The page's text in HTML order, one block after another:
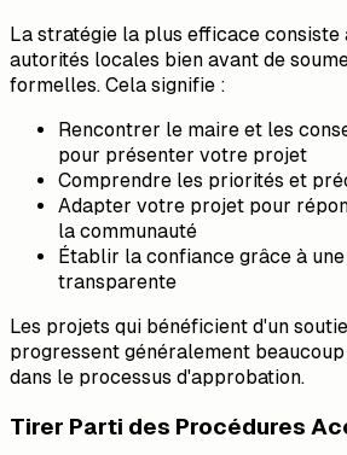
La stratégie la plus efficace consiste
autorités locales bien avant de
formelles. Cela signifie :
Rencontrer le maire et les
pour présenter votre projet
Comprendre les priorités et
Adapter votre projet pour
la communauté
Établir la confiance grâce à
transparente
Les projets qui bénéficient d'un
progressent généralement
dans le processus d'approbation.
Tirer Parti des Procédures